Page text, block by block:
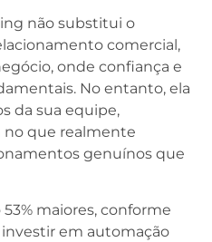
não substitui o
comercial,
onde confiança e
No entanto, ela
da sua equipe,
que realmente
genuínos que
maiores, conforme
em automação